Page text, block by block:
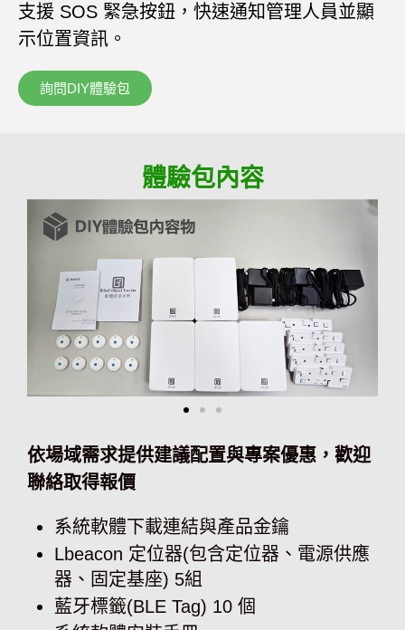
支援 SOS 緊急按鈕，快速通知管理人員並顯
示位置資訊。
詢問DIY體驗包
體驗包內容
依場域需求提供建議配置與專案優惠，歡迎
聯絡取得報價
系統軟體下載連結與產品金鑰
Lbeacon 定位器(包含定位器、電源供應
器、固定基座) 5組
藍牙標籤(BLE Tag) 10 個